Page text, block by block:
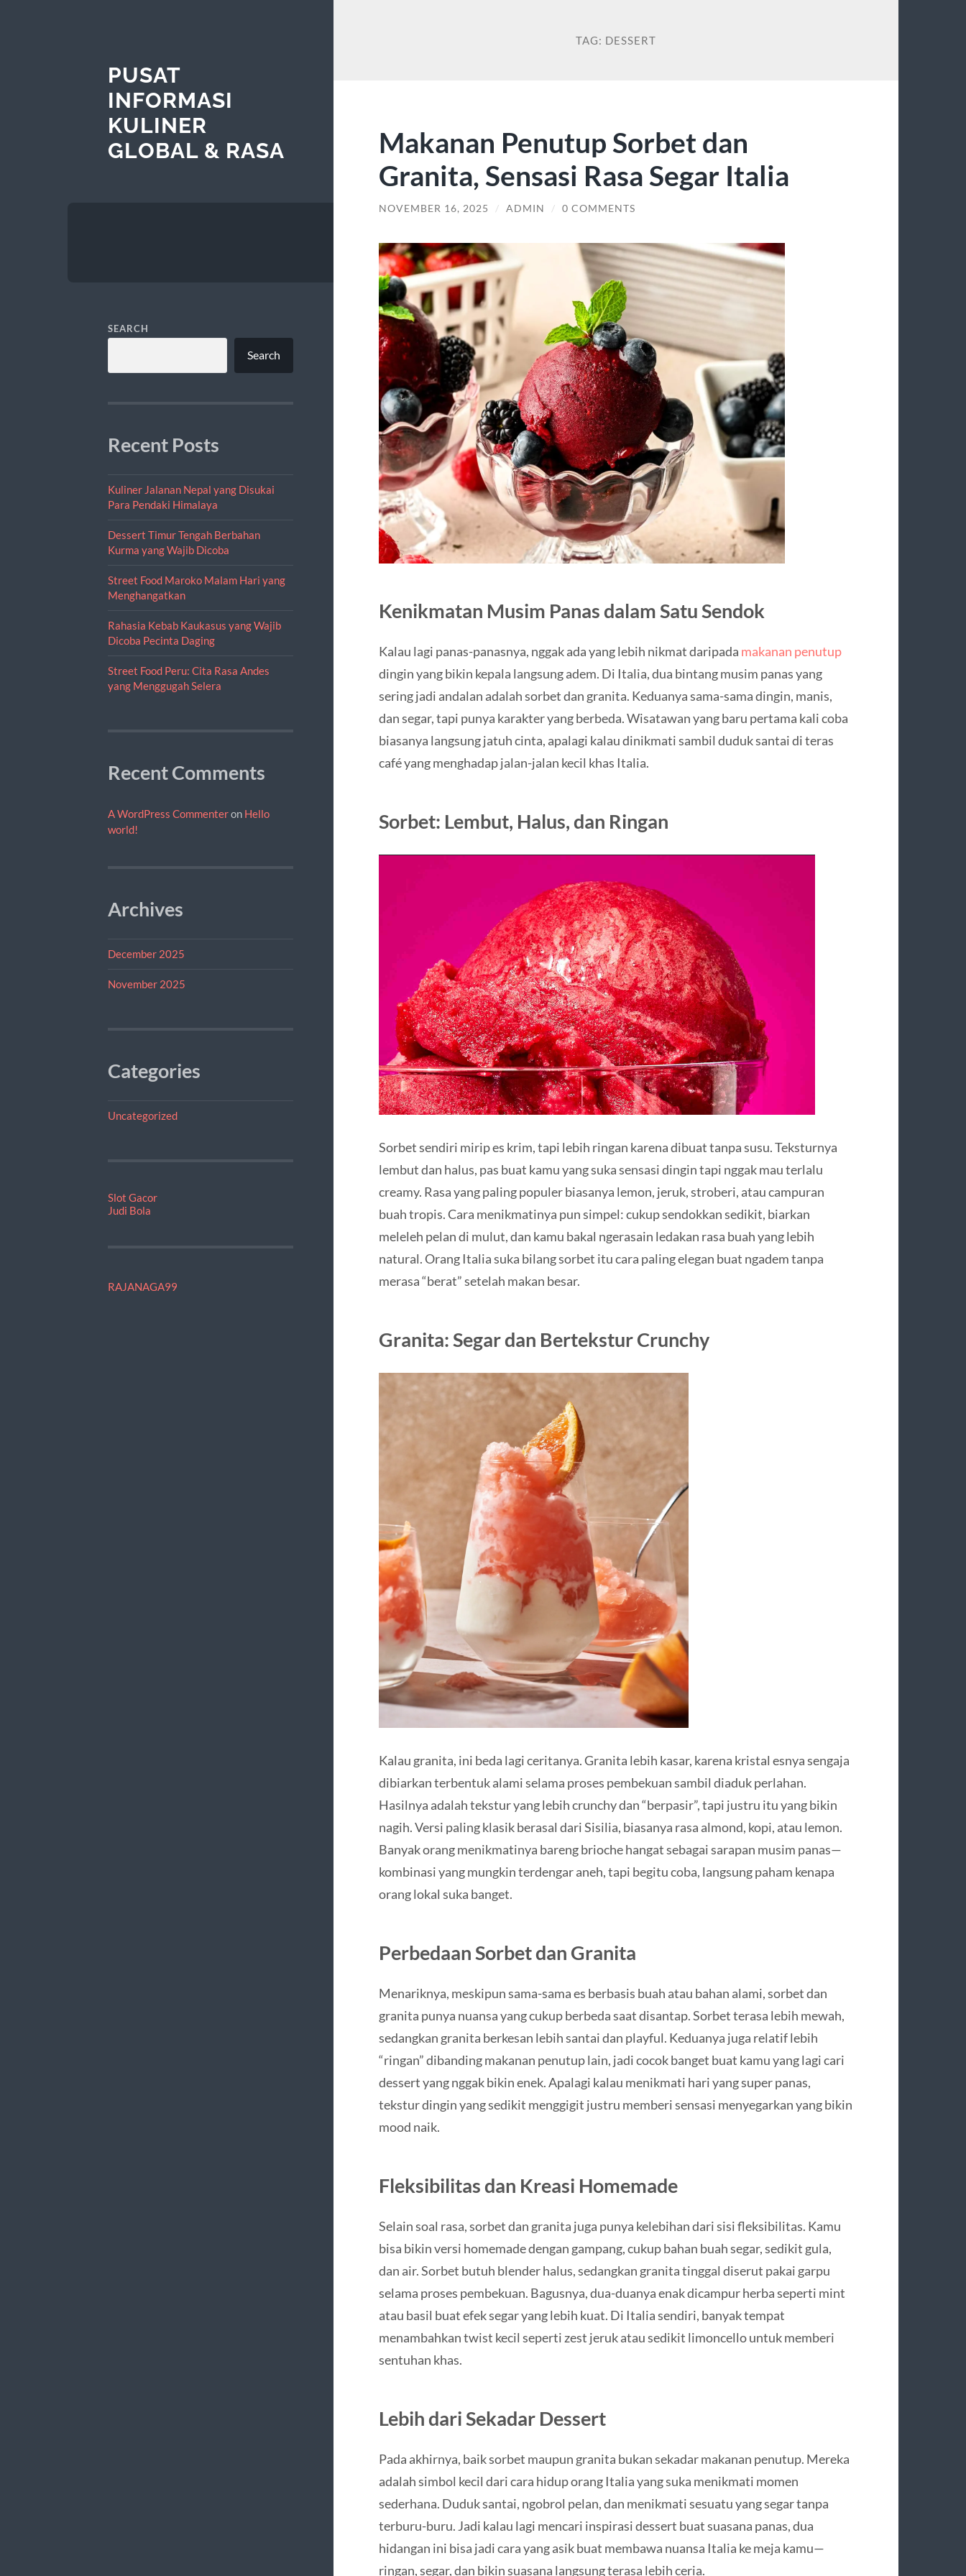
PUSAT
INFORMASI
KULINER
GLOBAL & RASA
SEARCH
Search
Recent Posts
Kuliner Jalanan Nepal yang Disukai
Para Pendaki Himalaya
Dessert Timur Tengah Berbahan
Kurma yang Wajib Dicoba
Street Food Maroko Malam Hari yang
Menghangatkan
Rahasia Kebab Kaukasus yang Wajib
Dicoba Pecinta Daging
Street Food Peru: Cita Rasa Andes
yang Menggugah Selera
Recent Comments
A WordPress Commenteron Hello
world!
Archives
December 2025
November 2025
Categories
Uncategorized
Slot Gacor
Judi Bola
RAJANAGA99
TAG: DESSERT
Makanan Penutup Sorbet dan
Granita, Sensasi Rasa Segar Italia
NOVEMBER 16, 2025 / ADMIN / 0 COMMENTS
Kenikmatan Musim Panas dalam Satu Sendok
Kalau lagi panas-panasnya, nggak ada yang lebih nikmat daripada makanan penutup
dingin yang bikin kepala langsung adem. Di Italia, dua bintang musim panas yang
sering jadi andalan adalah sorbet dan granita. Keduanya sama-sama dingin, manis,
dan segar, tapi punya karakter yang berbeda. Wisatawan yang baru pertama kali coba
biasanya langsung jatuh cinta, apalagi kalau dinikmati sambil duduk santai di teras
café yang menghadap jalan-jalan kecil khas Italia.
Sorbet: Lembut, Halus, dan Ringan
Sorbet sendiri mirip es krim, tapi lebih ringan karena dibuat tanpa susu. Teksturnya
lembut dan halus, pas buat kamu yang suka sensasi dingin tapi nggak mau terlalu
creamy. Rasa yang paling populer biasanya lemon, jeruk, stroberi, atau campuran
buah tropis. Cara menikmatinya pun simpel: cukup sendokkan sedikit, biarkan
meleleh pelan di mulut, dan kamu bakal ngerasain ledakan rasa buah yang lebih
natural. Orang Italia suka bilang sorbet itu cara paling elegan buat ngadem tanpa
merasa “berat” setelah makan besar.
Granita: Segar dan Bertekstur Crunchy
Kalau granita, ini beda lagi ceritanya. Granita lebih kasar, karena kristal esnya sengaja
dibiarkan terbentuk alami selama proses pembekuan sambil diaduk perlahan.
Hasilnya adalah tekstur yang lebih crunchy dan “berpasir”, tapi justru itu yang bikin
nagih. Versi paling klasik berasal dari Sisilia, biasanya rasa almond, kopi, atau lemon.
Banyak orang menikmatinya bareng brioche hangat sebagai sarapan musim panas—
kombinasi yang mungkin terdengar aneh, tapi begitu coba, langsung paham kenapa
orang lokal suka banget.
Perbedaan Sorbet dan Granita
Menariknya, meskipun sama-sama es berbasis buah atau bahan alami, sorbet dan
granita punya nuansa yang cukup berbeda saat disantap. Sorbet terasa lebih mewah,
sedangkan granita berkesan lebih santai dan playful. Keduanya juga relatif lebih
“ringan” dibanding makanan penutup lain, jadi cocok banget buat kamu yang lagi cari
dessert yang nggak bikin enek. Apalagi kalau menikmati hari yang super panas,
tekstur dingin yang sedikit menggigit justru memberi sensasi menyegarkan yang bikin
mood naik.
Fleksibilitas dan Kreasi Homemade
Selain soal rasa, sorbet dan granita juga punya kelebihan dari sisi fleksibilitas. Kamu
bisa bikin versi homemade dengan gampang, cukup bahan buah segar, sedikit gula,
dan air. Sorbet butuh blender halus, sedangkan granita tinggal diserut pakai garpu
selama proses pembekuan. Bagusnya, dua-duanya enak dicampur herba seperti mint
atau basil buat efek segar yang lebih kuat. Di Italia sendiri, banyak tempat
menambahkan twist kecil seperti zest jeruk atau sedikit limoncello untuk memberi
sentuhan khas.
Lebih dari Sekadar Dessert
Pada akhirnya, baik sorbet maupun granita bukan sekadar makanan penutup. Mereka
adalah simbol kecil dari cara hidup orang Italia yang suka menikmati momen
sederhana. Duduk santai, ngobrol pelan, dan menikmati sesuatu yang segar tanpa
terburu-buru. Jadi kalau lagi mencari inspirasi dessert buat suasana panas, dua
hidangan ini bisa jadi cara yang asik buat membawa nuansa Italia ke meja kamu—
ringan, segar, dan bikin suasana langsung terasa lebih ceria.